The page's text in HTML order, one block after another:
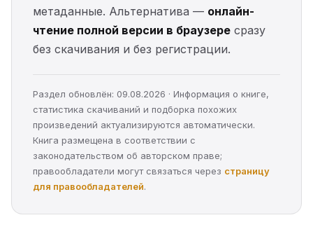
метаданные. Альтернатива — онлайн-
чтение полной версии в браузере сразу
без скачивания и без регистрации.
Раздел обновлён: 09.08.2026 · Информация о книге,
статистика скачиваний и подборка похожих
произведений актуализируются автоматически.
Книга размещена в соответствии с
законодательством об авторском праве;
правообладатели могут связаться через страницу
для правообладателей.